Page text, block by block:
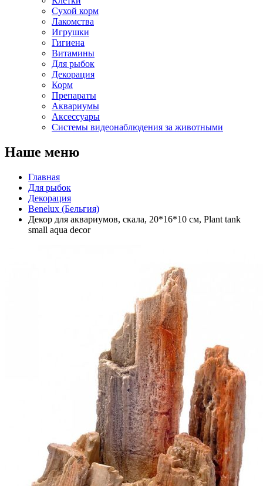
Сухой корм
Лакомства
Игрушки
Гигиена
Витамины
Для рыбок
Декорация
Корм
Препараты
Аквариумы
Аксессуары
Cистемы видеонаблюдения за животными
Наше меню
Главная
Для рыбок
Декорация
Benelux (Бельгия)
Декор для аквариумов, скала, 20*16*10 см, Plant tank
small aqua decor